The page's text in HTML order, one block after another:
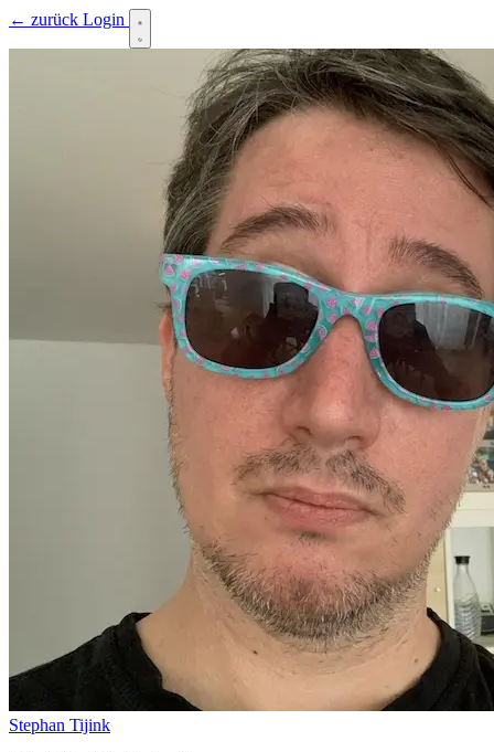
← zurück Login
Stephan Tijink